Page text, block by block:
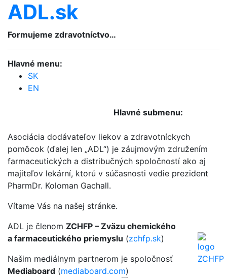
ADL.sk
Formujeme zdravotníctvo…
Hlavné menu:
SK
EN
Hlavné submenu:
Asociácia dodávateľov liekov a zdravotníckych
pomôcok (ďalej len „ADL“) je záujmovým združením
farmaceutických a distribučných spoločností ako aj
majiteľov lekární, ktorú v súčasnosti vedie prezident
PharmDr. Koloman Gachall.
Vítame Vás na našej stránke.
ADL je členom ZCHFP – Zväzu chemického
a farmaceutického priemyslu (zchfp.sk)
Našim mediálnym partnerom je spoločnosť
Mediaboard (mediaboard.com)